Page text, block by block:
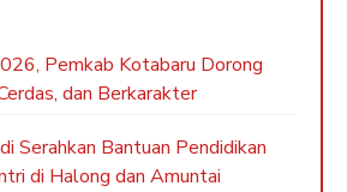
Pemkab Kotabaru Dorong
dan Berkarakter
Serahkan Bantuan Pendidikan
di Halong dan Amuntai